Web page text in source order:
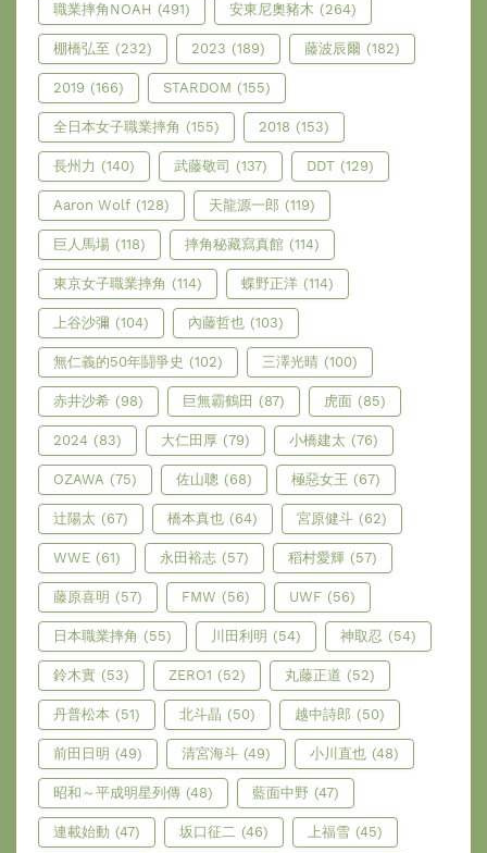
職業摔角NOAH (491) 安東尼奧豬木 (264)
棚橋弘至 (232) 2023 (189) 藤波辰爾 (182)
2019 (166) STARDOM (155)
全日本女子職業摔角 (155) 2018 (153)
長州力 (140) 武藤敬司 (137) DDT (129)
Aaron Wolf (128) 天龍源一郎 (119)
巨人馬場 (118) 摔角秘藏寫真館 (114)
東京女子職業摔角 (114) 蝶野正洋 (114)
上谷沙彌 (104) 內藤哲也 (103)
無仁義的50年鬪爭史 (102) 三澤光晴 (100)
赤井沙希 (98) 巨無霸鶴田 (87) 虎面 (85)
2024 (83) 大仁田厚 (79) 小橋建太 (76)
OZAWA (75) 佐山聰 (68) 極惡女王 (67)
辻陽太 (67) 橋本真也 (64) 宮原健斗 (62)
WWE (61) 永田裕志 (57) 稻村愛輝 (57)
藤原喜明 (57) FMW (56) UWF (56)
日本職業摔角 (55) 川田利明 (54) 神取忍 (54)
鈴木實 (53) ZERO1 (52) 丸藤正道 (52)
丹普松本 (51) 北斗晶 (50) 越中詩郎 (50)
前田日明 (49) 清宮海斗 (49) 小川直也 (48)
昭和～平成明星列傳 (48) 藍面中野 (47)
連載始動 (47) 坂口征二 (46) 上福雪 (45)